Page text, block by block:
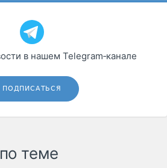
в нашем Telegram‑канале
ПОДПИСАТЬСЯ
теме